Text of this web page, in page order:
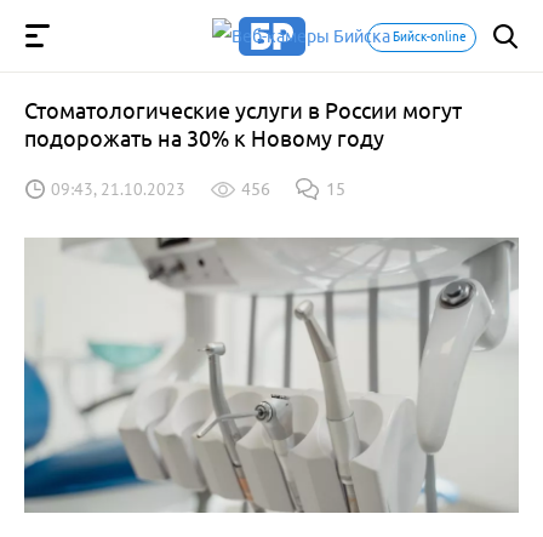
Бийск-online
Стоматологические услуги в России могут
подорожать на 30% к Новому году
09:43, 21.10.2023 456 15